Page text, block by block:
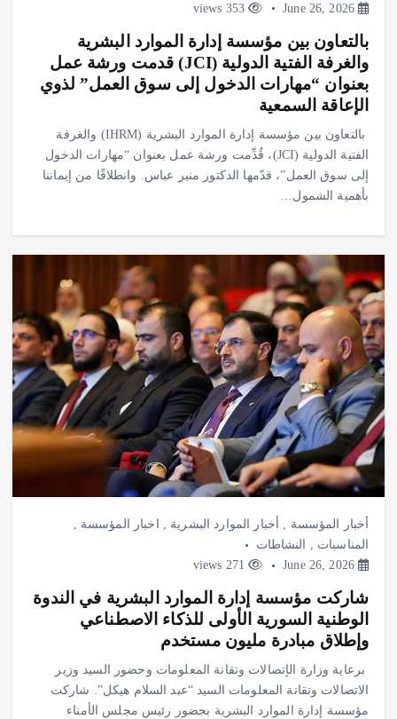
June 26, 2026
353 views
بالتعاون بين مؤسسة إدارة الموارد البشرية
والغرفة الفتية الدولية (JCI) قدمت ورشة عمل
بعنوان “مهارات الدخول إلى سوق العمل” لذوي
الإعاقة السمعية
بالتعاون بين مؤسسة إدارة الموارد البشرية (IHRM) والغرفة
الفتية الدولية (JCI)، قُدِّمت ورشة عمل بعنوان “مهارات الدخول
إلى سوق العمل”، قدّمها الدكتور منير عباس. وانطلاقًا من إيماننا
بأهمية الشمول…
أخبار المؤسسة , أخبار الموارد البشرية , اخبار المؤسسة ,
المناسبات ,
النشاطات
June 26, 2026
271 views
شاركت مؤسسة إدارة الموارد البشرية في الندوة
الوطنية السورية الأولى للذكاء الاصطناعي
وإطلاق مبادرة مليون مستخدم
برعاية وزارة الإتصالات وتقانة المعلومات وحضور السيد وزير
الاتصالات وتقانة المعلومات السيد “عبد السلام هيكل”. شاركت
مؤسسة إدارة الموارد البشرية بحضور رئيس مجلس الأمناء